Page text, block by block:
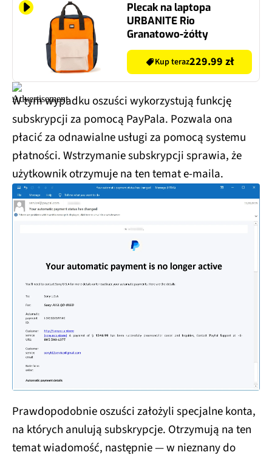
Plecak na laptopa
URBANITE Rio
Granatowo-żółty
Kup teraz229.99 zł
W tym wypadku oszuści wykorzystują funkcję
subskrypcji za pomocą PayPala. Pozwala ona
płacić za odnawialne usługi za pomocą systemu
płatności. Wstrzymanie subskrypcji sprawia, że
użytkownik otrzymuje na ten temat e-maila.
Prawdopodobnie oszuści założyli specjalne konta,
na których anulują subskrypcje. Otrzymują na ten
temat wiadomość, następnie — w nieznany do